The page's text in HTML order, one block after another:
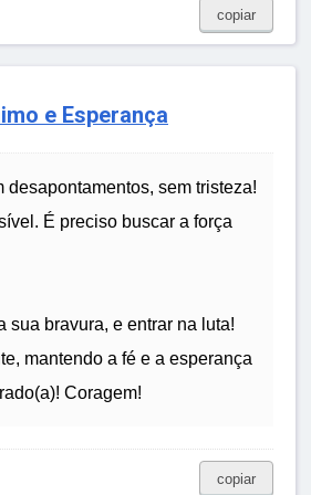
copiar
e Esperança
sem tristeza!
É preciso buscar a força
sua bravura, e entrar na luta!
mantendo a fé e a esperança
Coragem!
copiar